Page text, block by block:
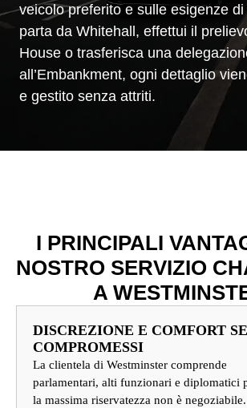
veicolo preferito e sulle esigenze
parta da Whitehall, effettui il
House o trasferisca una
all’Embankment, ogni dettaglio
e gestito senza attriti.
I PRINCIPALI
NOSTRO SERVIZIO
A
DISCREZIONE E COMFORT
COMPROMESSI
La clientela di Westminster comprende
parlamentari, alti funzionari e diplomatici
la massima riservatezza non è negoziabile.